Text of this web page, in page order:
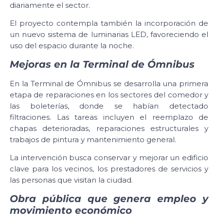
diariamente el sector.
El proyecto contempla también la incorporación de
un nuevo sistema de luminarias LED, favoreciendo el
uso del espacio durante la noche.
Mejoras en la Terminal de Ómnibus
En la Terminal de Ómnibus se desarrolla una primera
etapa de reparaciones en los sectores del comedor y
las boleterías, donde se habían detectado
filtraciones. Las tareas incluyen el reemplazo de
chapas deterioradas, reparaciones estructurales y
trabajos de pintura y mantenimiento general.
La intervención busca conservar y mejorar un edificio
clave para los vecinos, los prestadores de servicios y
las personas que visitan la ciudad.
Obra pública que genera empleo y
movimiento económico